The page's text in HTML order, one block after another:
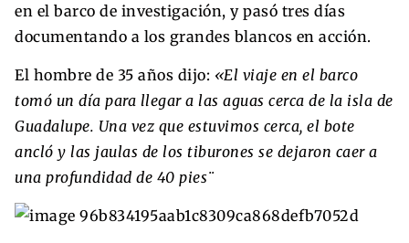
en el barco de investigación, y pasó tres días
documentando a los grandes blancos en acción.
El hombre de 35 años dijo: «El viaje en el barco
tomó un día para llegar a las aguas cerca de la isla de
Guadalupe. Una vez que estuvimos cerca, el bote
ancló y las jaulas de los tiburones se dejaron caer a
una profundidad de 40 pies¨